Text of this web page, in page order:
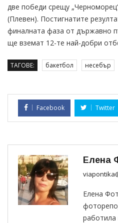
две победи срещу
(Плевен). Постигнатите
финалната фаза от държавно
ще вземат 12-те най-добри
ТАГОВЕ: бакетбол несебър
Facebook Twitter
Елена
Елена
работила